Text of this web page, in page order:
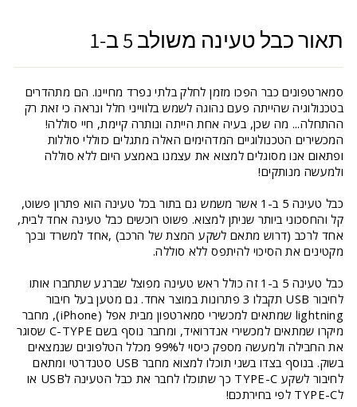
תאור כבל טעינה משולב 5 ב-1
סמארטפונים כבר הפכו מזמן לחלק בלתי נפרד מחיינו. הם מתהדרים
בטכנולוגיה שהייתה פעם נהוגה לשמש בלווייני חלל ונראה כי זאת רק
ההתחלה... מה שכן, בעיה אחת הייתה ונותרה קיימת, חיי סוללה!
המכשירים הטכנולוגיים המדהימים האלה מתגלים כזוללי סוללות
ופתאום אנו מסוגלים למצוא את עצמנו באמצע היום ללא סוללה
ולמעשה מנותקים!
כבל טעינה 5 ב-1 אשר משמש גם בתור בכל טעינה הוא פתרון פשוט,
קל והחסכוני ביותר שניתן למצוא. פשוט רוכשים כבל טעינה אחד לבית,
אחד לרכב (דרוש מתאם לשקע המצת של הרכב) ,אחד למשרד ובכך
מקטינים את הסיכוי להיתפס ללא סוללה.
כבל טעינה 5 ב-1 זה כולל ראש טעינה מפוצל שברגע שתחברו אותו
לחיבור USB תקבלו 3 פתרונות במוצר אחד. גם מטען בעל חיבור
lightning שמתאים למכשירי סמארטפון מבית אפל (iPhone), מחבר
מיקרו שמתאים למכשירי אנדרואיד, ומחבר נוסף בשם C-TYPE שסוגר
את החבילה ולמעשה מספק כיסוי ל99% מכלל הטלפונים שנמצאים
בשוק. בנוסף בצדו בשני תוכלו למצוא מחבר USB סטנדרטי ומתאם
לחיבור לשקע TYPE-C כך שתוכלו לחבר את כבל הטעינה לUSB או
לTYPE-C לפי בחירתכם!